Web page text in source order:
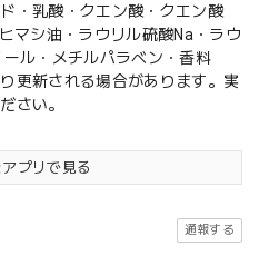
・乳酸・クエン酸・クエン酸
マシ油・ラウリル硫酸Na・ラウ
ル・メチルパラベン・香料
更新される場合があります。実
さい。
プリで見る
通報する